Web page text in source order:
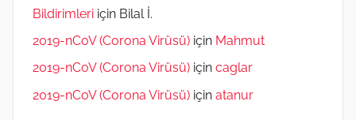
Bildirimleri için Bilal İ.
2019-nCoV (Corona Virüsü) için Mahmut
2019-nCoV (Corona Virüsü) için caglar
2019-nCoV (Corona Virüsü) için atanur